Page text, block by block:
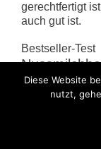
gerechtfertigt
auch gut ist.
Bestseller-Test
Diese Website
nutzt,